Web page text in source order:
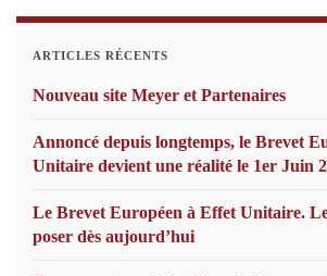
ARTICLES RÉCENTS
Nouveau site Meyer et Partenaires
Annoncé depuis longtemps, le Brevet
Unitaire devient une réalité le 1er Juin
Le Brevet Européen à Effet Unitaire.
poser dès aujourd’hui